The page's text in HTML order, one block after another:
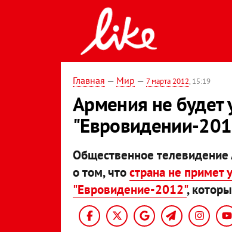
Главная — Мир — 7 марта 2012, 15:19
Армения не будет
"Евровидении-
Общественное
о том, чтострана не примет
"Евровидение-2012",